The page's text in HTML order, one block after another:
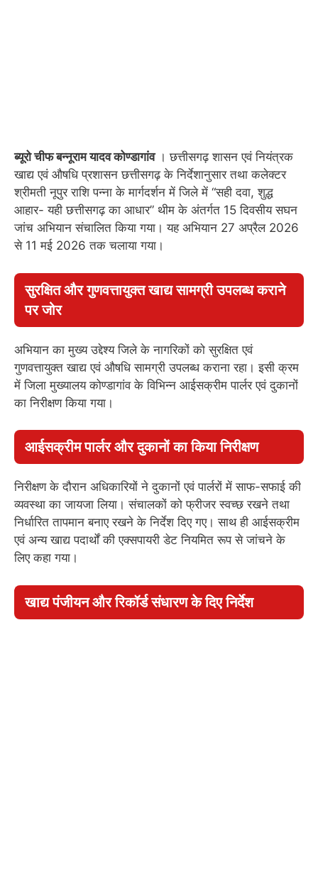
ब्यूरो चीफ बन्नूराम यादव कोण्डागांव। छत्तीसगढ़ शासन एवं नियंत्रक
खाद्य एवं औषधि प्रशासन छत्तीसगढ़ के निर्देशानुसार तथा कलेक्टर
श्रीमती नूपुर राशि पन्ना के मार्गदर्शन में जिले में “सही दवा, शुद्ध
आहार- यही छत्तीसगढ़ का आधार” थीम के अंतर्गत 15 दिवसीय सघन
जांच अभियान संचालित किया गया। यह अभियान 27 अप्रैल 2026
से 11 मई 2026 तक चलाया गया।
सुरक्षित और गुणवत्तायुक्त खाद्य सामग्री उपलब्ध कराने
पर जोर
अभियान का मुख्य उद्देश्य जिले के नागरिकों को सुरक्षित एवं
गुणवत्तायुक्त खाद्य एवं औषधि सामग्री उपलब्ध कराना रहा। इसी क्रम
में जिला मुख्यालय कोण्डागांव के विभिन्न आईसक्रीम पार्लर एवं दुकानों
का निरीक्षण किया गया।
आईसक्रीम पार्लर और दुकानों का किया निरीक्षण
निरीक्षण के दौरान अधिकारियों ने दुकानों एवं पार्लरों में साफ-सफाई की
व्यवस्था का जायजा लिया। संचालकों को फ्रीजर स्वच्छ रखने तथा
निर्धारित तापमान बनाए रखने के निर्देश दिए गए। साथ ही आईसक्रीम
एवं अन्य खाद्य पदार्थों की एक्सपायरी डेट नियमित रूप से जांचने के
लिए कहा गया।
खाद्य पंजीयन और रिकॉर्ड संधारण के दिए निर्देश